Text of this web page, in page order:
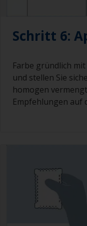
Schritt 6:
Farbe gründlich
und stellen Sie
homogen
Empfehlungen auf